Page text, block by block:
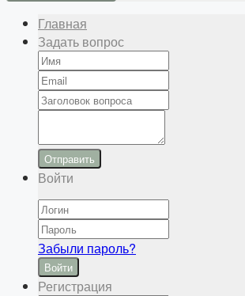
Главная
Задать вопрос
Отправить
Войти
Забыли пароль?
Войти
Регистрация